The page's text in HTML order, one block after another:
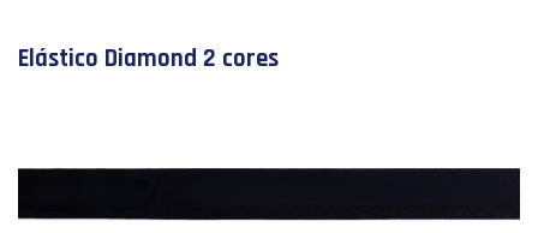
Elástico Diamond 2 cores